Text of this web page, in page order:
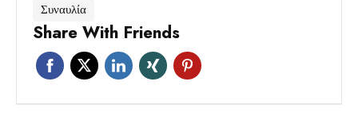
Συναυλία
Share With Friends